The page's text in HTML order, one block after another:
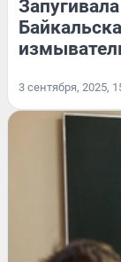
3 сентября, 2025,